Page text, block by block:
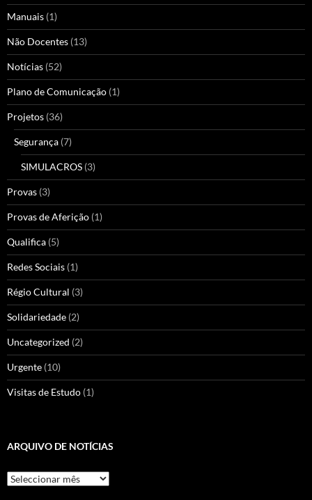
Manuais (1)
Não Docentes (13)
Notícias (52)
Plano de Comunicação (1)
Projetos (36)
Segurança (7)
SIMULACROS (3)
Provas (3)
Provas de Aferição (1)
Qualifica (5)
Redes Sociais (1)
Régio Cultural (3)
Solidariedade (2)
Uncategorized (2)
Urgente (10)
Visitas de Estudo (1)
ARQUIVO DE NOTÍCIAS
Arquivo
de